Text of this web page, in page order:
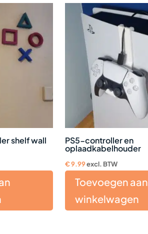
shelf wall PS5-controller en
oplaadkabelhouder
€9.99excl. BTW
Toevoegen aan
winkelwagen